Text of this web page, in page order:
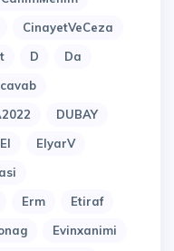
CinayetVeCeza
D
Da
DUBAY
El
ElyarV
Erm
Etiraf
Evinxanimi